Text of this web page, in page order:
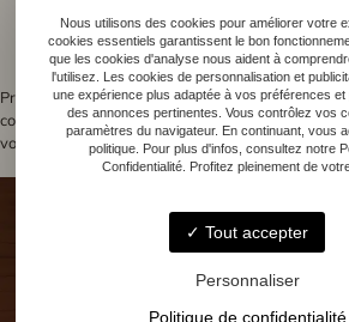
soin. Assurément, votre intérieur gagne en
Faire appel à un seul expert vous garantit un
accroc.
Navigation
de
Previous:Coupe de foot personnalisé :
comment choisir le bon trophée pour
votre événement
Next:
Accueil
Menuisier Ébéniste
Nous utilisons des cookies pour améliorer votre
cookies essentiels garantissent le bon
que les cookies d'analyse nous aident à
l'utilisez. Les cookies de personnalisation et
une expérience plus adaptée à vos préférences
des annonces pertinentes. Vous contrôlez vos
paramètres du navigateur. En continuant, vous
politique. Pour plus d'infos, consultez notre
Confidentialité. Profitez pleinement de
Tout accepter
Personnaliser
Politique de confidentialité